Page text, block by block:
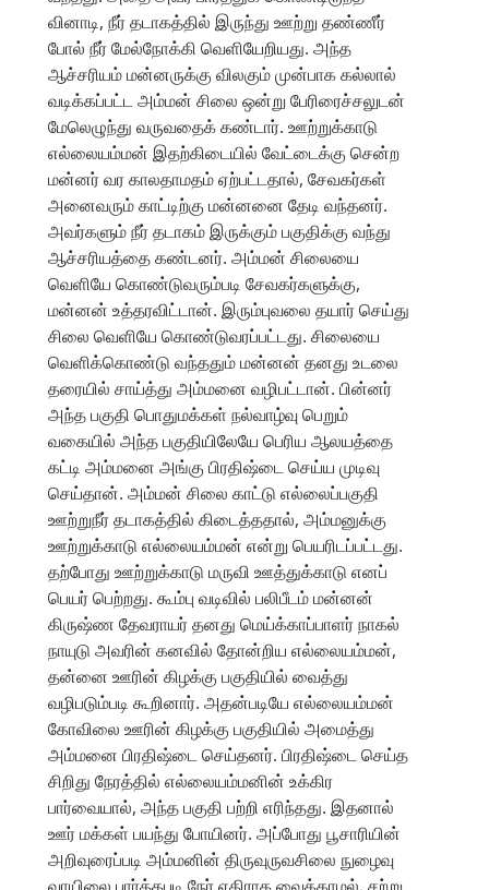
வினாடி, நீர் தடாகத்தில் இருந்து ஊற்று தண்ணீர்
போல் நீர் மேல்நோக்கி வெளியேறியது. அந்த
ஆச்சரியம் மன்னருக்கு விலகும் முன்பாக கல்லால்
வடிக்கப்பட்ட அம்மன் சிலை ஒன்று பேரிரைச்சலுடன்
மேலெழுந்து வருவதைக் கண்டார். ஊற்றுக்காடு
எல்லையம்மன் இதற்கிடையில் வேட்டைக்கு சென்ற
மன்னர் வர காலதாமதம் ஏற்பட்டதால், சேவகர்கள்
அனைவரும் காட்டிற்கு மன்னனை தேடி வந்தனர்.
அவர்களும் நீர் தடாகம் இருக்கும் பகுதிக்கு வந்து
ஆச்சரியத்தை கண்டனர். அம்மன் சிலையை
வெளியே கொண்டுவரும்படி சேவகர்களுக்கு,
மன்னன் உத்தரவிட்டான். இரும்புவலை தயார் செய்து
சிலை வெளியே கொண்டுவரப்பட்டது. சிலையை
வெளிக்கொண்டு வந்ததும் மன்னன் தனது உடலை
தரையில் சாய்த்து அம்மனை வழிபட்டான். பின்னர்
அந்த பகுதி பொதுமக்கள் நல்வாழ்வு பெறும்
வகையில் அந்த பகுதியிலேயே பெரிய ஆலயத்தை
கட்டி அம்மனை அங்கு பிரதிஷ்டை செய்ய முடிவு
செய்தான். அம்மன் சிலை காட்டு எல்லைப்பகுதி
ஊற்றுநீர் தடாகத்தில் கிடைத்ததால், அம்மனுக்கு
ஊற்றுக்காடு எல்லையம்மன் என்று பெயரிடப்பட்டது.
தற்போது ஊற்றுக்காடு மருவி ஊத்துக்காடு எனப்
பெயர் பெற்றது. கூம்பு வடிவில் பலிபீடம் மன்னன்
கிருஷ்ண தேவராயர் தனது மெய்க்காப்பாளர் நாகல்
நாயுடு அவரின் கனவில் தோன்றிய எல்லையம்மன்,
தன்னை ஊரின் கிழக்கு பகுதியில் வைத்து
வழிபடும்படி கூறினார். அதன்படியே எல்லையம்மன்
கோவிலை ஊரின் கிழக்கு பகுதியில் அமைத்து
அம்மனை பிரதிஷ்டை செய்தனர். பிரதிஷ்டை செய்த
சிறிது நேரத்தில் எல்லையம்மனின் உக்கிர
பார்வையால், அந்த பகுதி பற்றி எரிந்தது. இதனால்
ஊர் மக்கள் பயந்து போயினர். அப்போது பூசாரியின்
அறிவுரைப்படி அம்மனின் திருவுருவசிலை நுழைவு